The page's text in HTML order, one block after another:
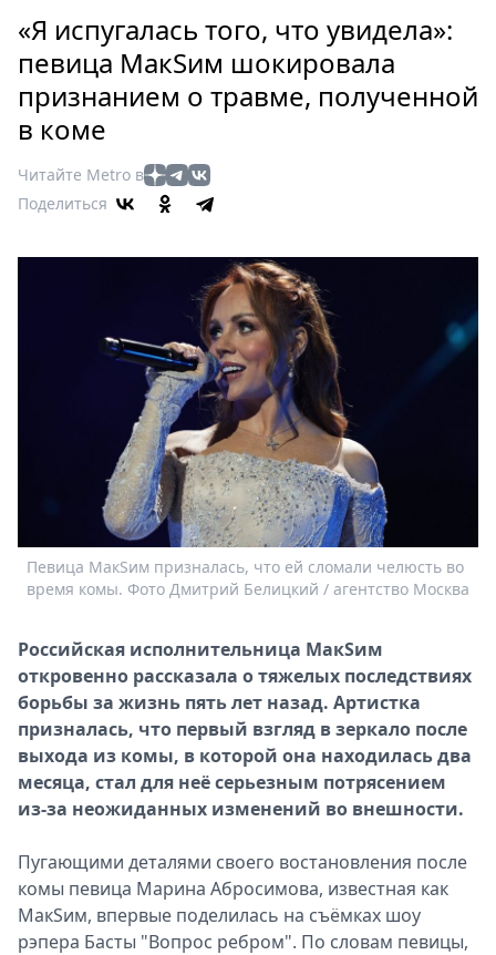
Россия
Мир
Здоровье
Мода
Театр
Выставки
Пресс-
релизы
Metro
Стримы
Спецпроекты
Звезды
Выборы
2026
Metro
«Я испугалась того, что увидела»:
певица МакSим шокировала
признанием о травме, полученной
в коме
Читайте Metro в
Поделиться
Певица МакSим призналась, что ей сломали челюсть во
время комы. Фото Дмитрий Белицкий / агентство Москва
Российская исполнительница МакSим
откровенно рассказала о тяжелых последствиях
борьбы за жизнь пять лет назад. Артистка
призналась, что первый взгляд в зеркало после
выхода из комы, в которой она находилась два
месяца, стал для неё серьезным потрясением
из-за неожиданных изменений во внешности.
Пугающими деталями своего востановления после
комы певица Марина Абросимова, известная как
МакSим, впервые поделилась на съёмках шоу
рэпера Басты "Вопрос ребром". По словам певицы,